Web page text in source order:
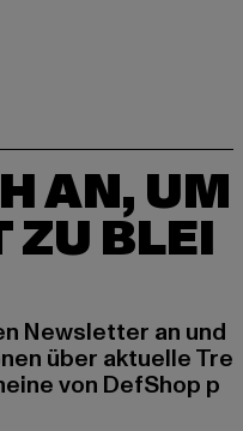
AN, UM
ZU BLEI
Newsletter an und
über aktuelle Tre
von DefShop p